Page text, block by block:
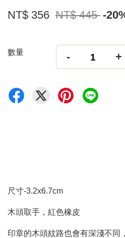
NT$ 356 NT$ 445 -
數量 - +
尺寸-3.2x6.7cm
木頭取手，紅色橡皮
印章的木頭紋路也會有深淺不同